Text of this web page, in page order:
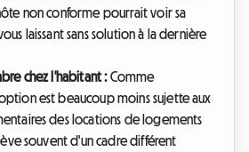
non conforme pourrait voir sa
laissant sans solution à la dernière
chez l'habitant :Comme
est beaucoup moins sujette aux
des locations de logements
souvent d'un cadre différent